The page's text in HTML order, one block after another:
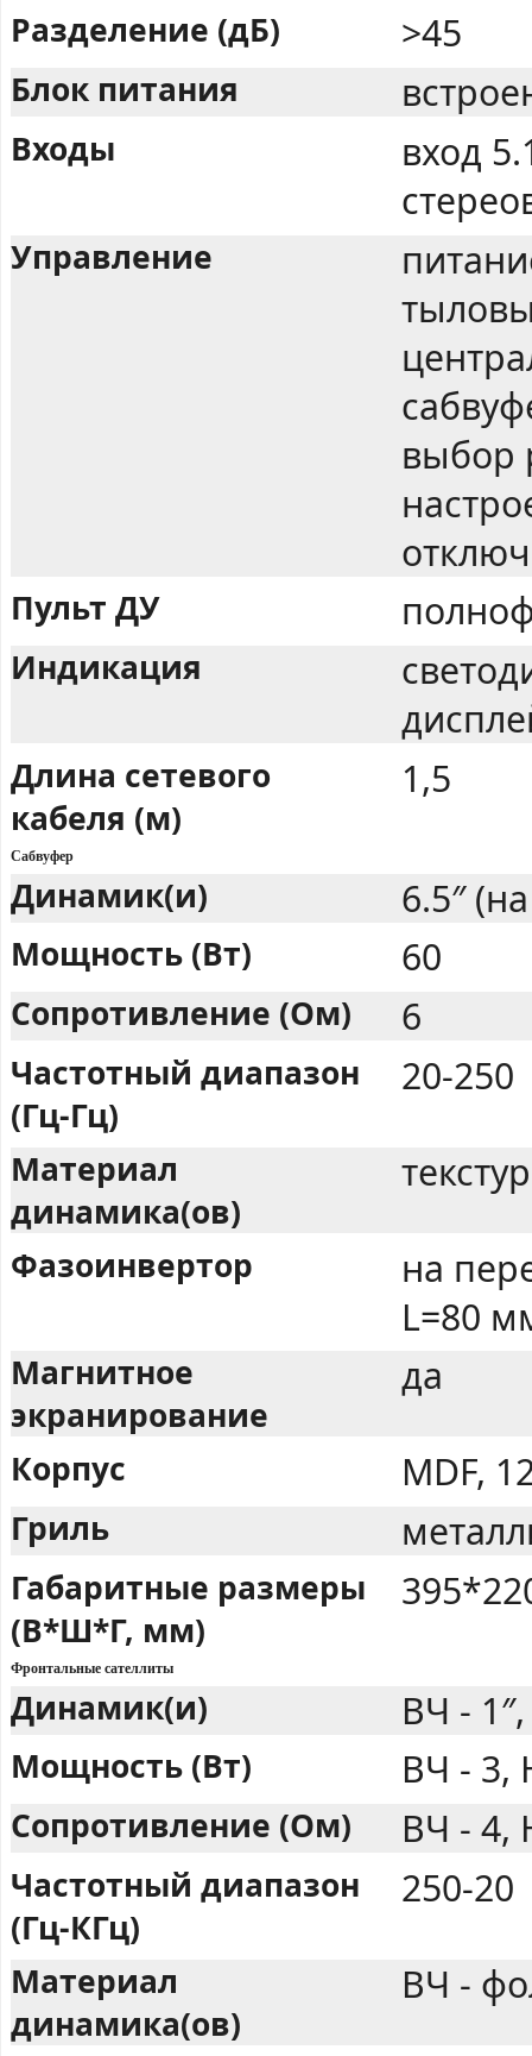
Разделение (дБ) >45
Блок питания
Входы
вход
Управление
выбор
Пульт ДУ
Индикация
Длина сетевого
кабеля (м)
1,5
Сабвуфер
Динамик(и) 6.5″
Мощность (Вт) 60
Сопротивление (Ом) 6
Частотный диапазон
(Гц-Гц)
20-250
Материал
динамика(ов)
Фазоинвертор
на
L=80
Магнитное
экранирование
да
Корпус MDF,
Гриль
Габаритные размеры
(В*Ш*Г, мм)
Фронтальные сателлиты
Динамик(и) ВЧ -
Мощность (Вт) ВЧ - 3,
Сопротивление (Ом) ВЧ - 4,
Частотный диапазон
(Гц-КГц)
250-20
Материал
динамика(ов)
ВЧ -